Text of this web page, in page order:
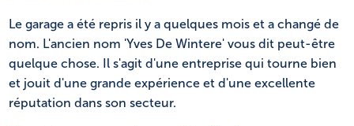
Le garage a été repris il y a quelques mois et a changé de
nom. L'ancien nom 'Yves De Wintere' vous dit peut-être
quelque chose. Il s'agit d'une entreprise qui tourne bien
et jouit d'une grande expérience et d'une excellente
réputation dans son secteur.